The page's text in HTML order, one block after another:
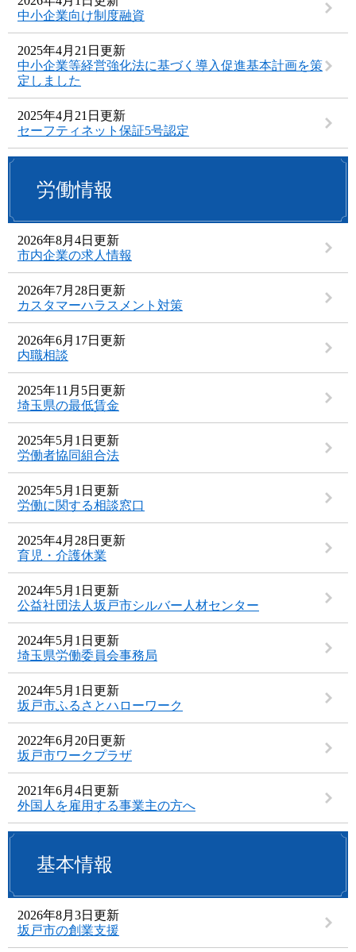
中小企業向け制度融資
2025年4月21日更新
中小企業等経営強化法に基づく導入促進基本計画を策
定しました
2025年4月21日更新
セーフティネット保証5号認定
労働情報
2026年8月4日更新
市内企業の求人情報
2026年7月28日更新
カスタマーハラスメント対策
2026年6月17日更新
内職相談
2025年11月5日更新
埼玉県の最低賃金
2025年5月1日更新
労働者協同組合法
2025年5月1日更新
労働に関する相談窓口
2025年4月28日更新
育児・介護休業
2024年5月1日更新
公益社団法人坂戸市シルバー人材センター
2024年5月1日更新
埼玉県労働委員会事務局
2024年5月1日更新
坂戸市ふるさとハローワーク
2022年6月20日更新
坂戸市ワークプラザ
2021年6月4日更新
外国人を雇用する事業主の方へ
基本情報
2026年8月3日更新
坂戸市の創業支援